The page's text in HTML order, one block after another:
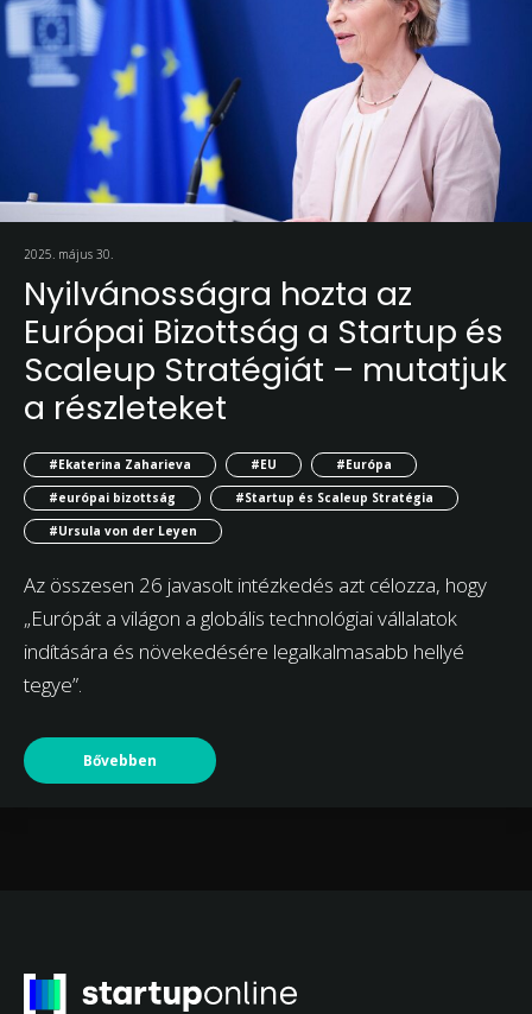
2025. május 30.
Nyilvánosságra hozta az
Európai Bizottság a Startup és
Scaleup Stratégiát – mutatjuk
a részleteket
#Ekaterina Zaharieva #EU
#Európa
#európai bizottság
#Startup és Scaleup Stratégia
#Ursula von der Leyen
Az összesen 26 javasolt intézkedés azt célozza, hogy
„Európát a világon a globális technológiai vállalatok
indítására és növekedésére legalkalmasabb hellyé
tegye”.
Bővebben